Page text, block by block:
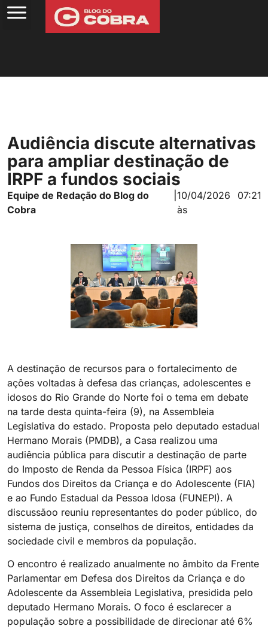
Audiência discute alternativas
para ampliar destinação de
IRPF a fundos sociais
Equipe de Redação do Blog do
Cobra
10/04/2026
às
07:21
A destinação de recursos para o fortalecimento de
ações voltadas à defesa das crianças, adolescentes e
idosos do Rio Grande do Norte foi o tema em debate
na tarde desta quinta-feira (9), na Assembleia
Legislativa do estado. Proposta pelo deputado estadual
Hermano Morais (PMDB), a Casa realizou uma
audiência pública para discutir a destinação de parte
do Imposto de Renda da Pessoa Física (IRPF) aos
Fundos dos Direitos da Criança e do Adolescente (FIA)
e ao Fundo Estadual da Pessoa Idosa (FUNEPI). A
discussãoo reuniu representantes do poder público, do
sistema de justiça, conselhos de direitos, entidades da
sociedade civil e membros da população.
O encontro é realizado anualmente no âmbito da Frente
Parlamentar em Defesa dos Direitos da Criança e do
Adolescente da Assembleia Legislativa, presidida pelo
deputado Hermano Morais. O foco é esclarecer a
população sobre a possibilidade de direcionar até 6%